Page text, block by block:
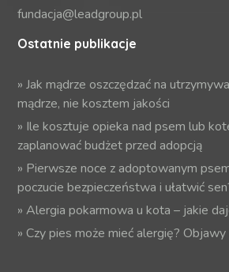
fundacja@leadgroup.pl
Ostatnie publikacje
»Jak mądrze oszczędzać na
mądrze, nie kosztem jakości
» Ile kosztuje opieka nad psem lub
zaplanować budżet przed adopcją
» Pierwsze noce z adoptowanym
poczucie bezpieczeństwa i ułatwić
»Alergia pokarmowa u kota – jakie
»Czy pies może mieć alergię?